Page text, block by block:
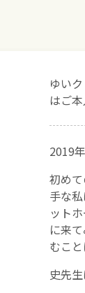
ゆい
はご
2019
初め
手な
ット
に来
むこと
史先